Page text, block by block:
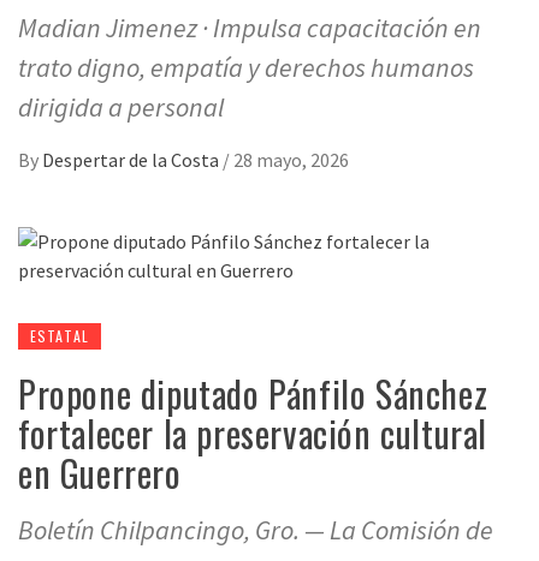
Madian Jimenez · Impulsa capacitación en
trato digno, empatía y derechos humanos
dirigida a personal
By Despertar de la Costa / 28 mayo, 2026
ESTATAL
Propone diputado Pánfilo Sánchez
fortalecer la preservación cultural
en Guerrero
Boletín Chilpancingo, Gro. — La Comisión de